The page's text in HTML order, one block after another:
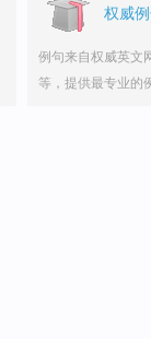
权威
例句来自权威英文
等，提供最专业的